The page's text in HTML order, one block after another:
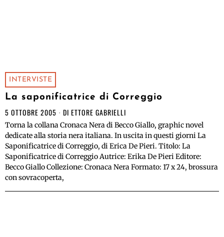
INTERVISTE
La saponificatrice di Correggio
5 OTTOBRE 2005 DI ETTORE GABRIELLI
Torna la collana Cronaca Nera di Becco Giallo, graphic novel
dedicate alla storia nera italiana. In uscita in questi giorni La
Saponificatrice di Correggio, di Erica De Pieri. Titolo: La
Saponificatrice di Correggio Autrice: Erika De Pieri Editore:
Becco Giallo Collezione: Cronaca Nera Formato: 17 x 24, brossura
con sovracoperta,